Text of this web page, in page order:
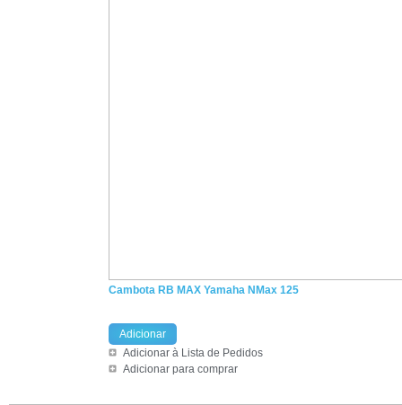
Cambota RB MAX Yamaha NMax 125
Adicionar
Adicionar à Lista de Pedidos
Adicionar para comprar